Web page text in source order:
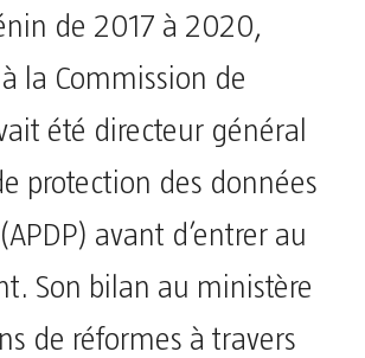
de 2017 à 2020,
la Commission de
été directeur général
protection des données
avant d’entrer au
Son bilan au ministère
de réformes à travers